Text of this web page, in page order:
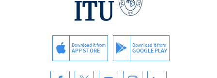
Download it from
APP STORE
Download it from
GOOGLE PLAY